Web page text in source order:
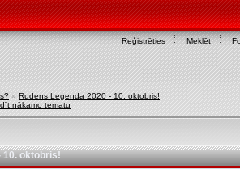
Reģistrēties Meklēt
» Rudens Leģenda 2020 - 10. oktobris!
nākamo tematu
10. oktobris!